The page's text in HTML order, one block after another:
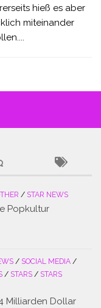
hieß es aber
miteinander
/ STAR NEWS
Popkultur
/ SOCIAL MEDIA /
/ STARS / STARS
Milliarden Dollar